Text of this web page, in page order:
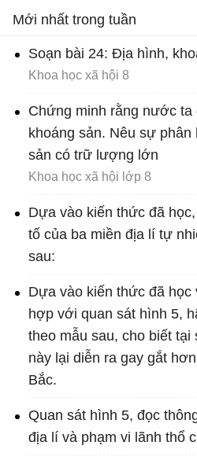
Mới nhất trong tuần
Soạn bài 24: Địa hình,
Khoa học xã hội 8
Chứng minh rằng nước ta
khoáng sản. Nêu sự
sản có trữ lượng lớn
Khoa học xã hội lớp 8
Dựa vào kiến thức đã
tố của ba miền địa lí tự
sau:
Dựa vào kiến thức đã học
hợp với quan sát hình 5,
theo mẫu sau, cho biết tại
này lại diễn ra gay gắt
Bắc.
Quan sát hình 5, đọc
địa lí và phạm vi lãnh thổ